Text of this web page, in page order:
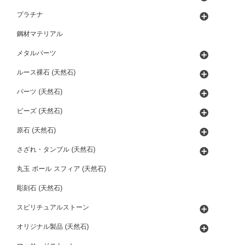
プラチナ
鋼材マテリアル
メタルパーツ
ルース裸石 (天然石)
パーツ (天然石)
ビーズ (天然石)
原石 (天然石)
さざれ・タンブル (天然石)
丸玉 ボール スフィア (天然石)
彫刻石 (天然石)
スピリチュアルストーン
オリジナル製品 (天然石)